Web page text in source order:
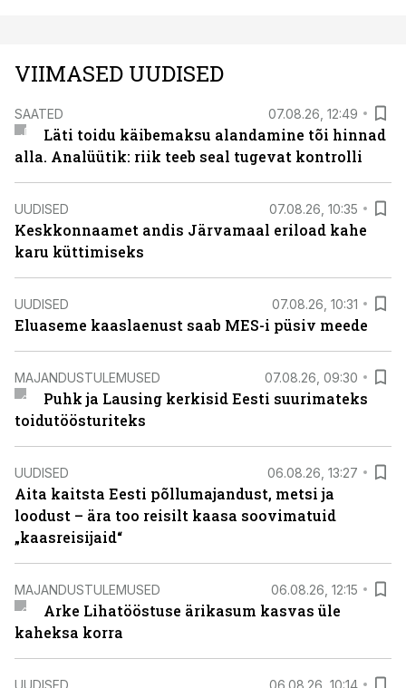
VIIMASED UUDISED
SAATED 07.08.26, 12:49
Läti toidu käibemaksu alandamine tõi hinnad
alla. Analüütik: riik teeb seal tugevat kontrolli
UUDISED 07.08.26, 10:35
Keskkonnaamet andis Järvamaal eriload kahe
karu küttimiseks
UUDISED 07.08.26, 10:31
Eluaseme kaaslaenust saab MES-i püsiv meede
MAJANDUSTULEMUSED 07.08.26, 09:30
Puhk ja Lausing kerkisid Eesti suurimateks
toidutöösturiteks
UUDISED 06.08.26, 13:27
Aita kaitsta Eesti põllumajandust, metsi ja
loodust – ära too reisilt kaasa soovimatuid
„kaasreisijaid“
MAJANDUSTULEMUSED 06.08.26, 12:15
Arke Lihatööstuse ärikasum kasvas üle
kaheksa korra
UUDISED 06.08.26, 10:14